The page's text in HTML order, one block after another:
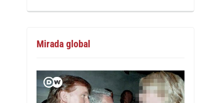
Mirada global